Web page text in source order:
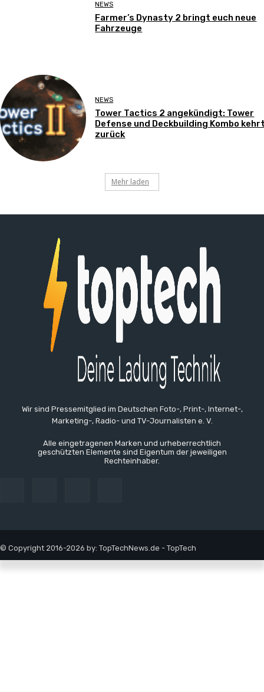
NEWS
Farmer’s Dynasty 2 bringt euch neue
Fahrzeuge
NEWS
Tower Tactics 2 angekündigt: Tower
Defense und Deckbuilding Kombo
zurück
Mehr laden
Wir sind Pressemitglied im Deutschen Foto-, Print-, Internet-,
Marketing-, Radio- und TV-Journalisten e. V.
Alle eingetragenen Marken und urheberrechtlich
geschützten Elemente sind Eigentum der jeweiligen
Rechteinhaber.
© Copyright 2016-2026 by: TopTechNews.de - TopTech